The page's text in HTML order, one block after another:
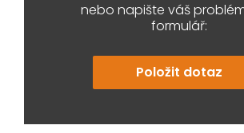
nebo napište váš
formulář:
Položit dotaz